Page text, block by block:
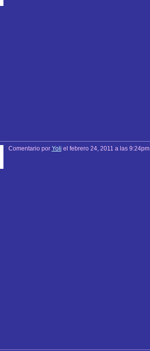
Comentario por Yoli el febrero 24, 2011 a las 9:24pm